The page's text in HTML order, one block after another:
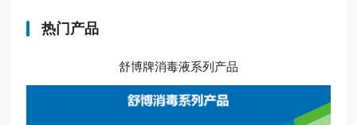
热门产品
舒博牌消毒液系列产品